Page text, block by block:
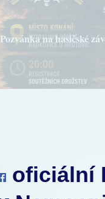
Lékaři - dovolená
oficiální